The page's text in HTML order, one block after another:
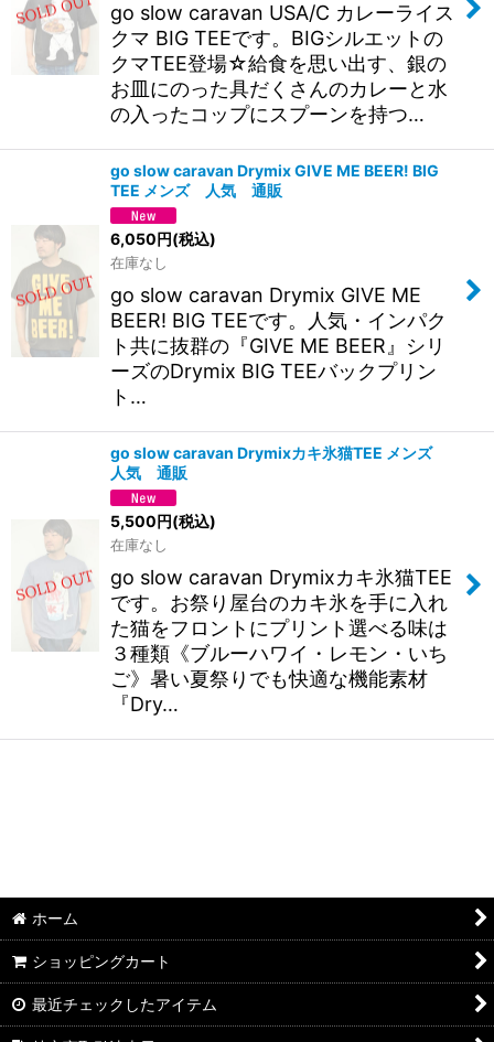
go slow caravan USA/C カレーライス
クマ BIG TEEです。BIGシルエットの
クマTEE登場☆給食を思い出す、銀の
お皿にのった具だくさんのカレーと水
の入ったコップにスプーンを持つ…
go slow caravan Drymix GIVE ME BEER! BIG
TEE メンズ 人気 通販
6,050円(税込)
在庫なし
go slow caravan Drymix GIVE ME
BEER! BIG TEEです。人気・インパク
ト共に抜群の『GIVE ME BEER』シリ
ーズのDrymix BIG TEEバックプリン
ト…
go slow caravan Drymixカキ氷猫TEE メンズ
人気 通販
5,500円(税込)
在庫なし
go slow caravan Drymixカキ氷猫TEE
です。お祭り屋台のカキ氷を手に入れ
た猫をフロントにプリント選べる味は
３種類《ブルーハワイ・レモン・いち
ご》暑い夏祭りでも快適な機能素材
『Dry…
ホーム
ショッピングカート
最近チェックしたアイテム